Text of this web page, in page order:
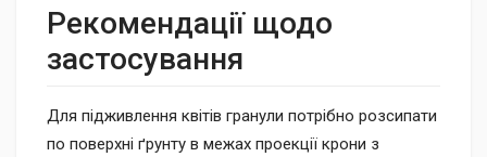
Рекомендації щодо
застосування
Для підживлення квітів гранули потрібно розсипати
по поверхні ґрунту в межах проекції крони з